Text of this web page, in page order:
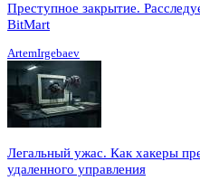
Преступное закрытие.
BitMart
ArtemIrgebaev
Легальный ужас. Как хакеры
удаленного управления